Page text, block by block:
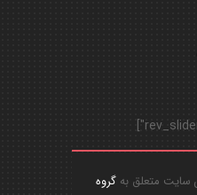
گروه